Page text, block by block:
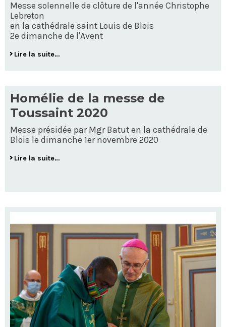
Messe solennelle de clôture de l'année Christophe
Lebreton
en la cathédrale saint Louis de Blois
2e dimanche de l'Avent
Lire la suite…
Homélie de la messe de
Toussaint 2020
Messe présidée par Mgr Batut en la cathédrale de
Blois le dimanche 1er novembre 2020
Lire la suite…